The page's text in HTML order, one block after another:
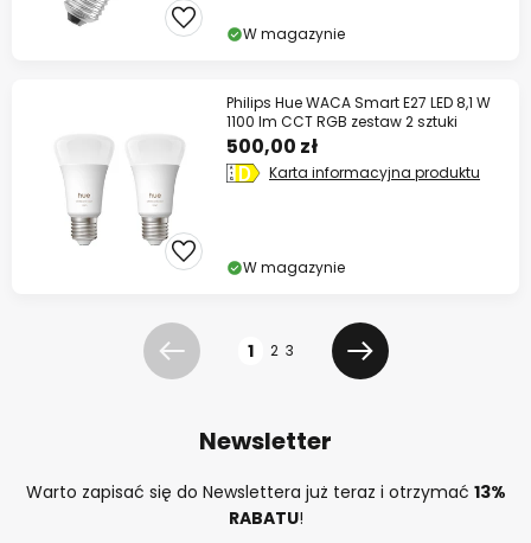
W magazynie
Philips Hue WACA Smart E27 LED 8,1 W
1100 lm CCT RGB zestaw 2 sztuki
500,00 zł
Karta informacyjna produktu
W magazynie
Poprzednia 1 2 3
Dalej
Newsletter
Warto zapisać się do Newslettera już teraz i otrzymać 13%
RABATU!